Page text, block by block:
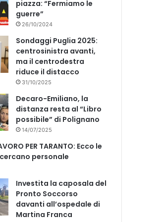
piazza: “Fermiamo le
guerre”
26/10/2024
Sondaggi Puglia 2025:
centrosinistra avanti,
ma il centrodestra
riduce il distacco
31/10/2025
Decaro-Emiliano, la
distanza resta al “Libro
possibile” di Polignano
14/07/2025
PER TARANTO: Ecco le
personale
Investita la caposala del
Pronto Soccorso
davanti all’ospedale di
Martina Franca